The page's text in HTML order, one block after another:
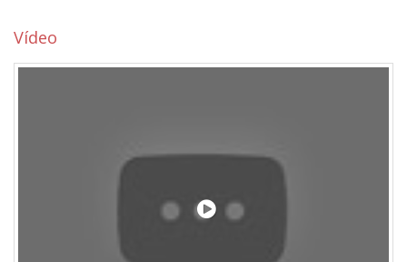
Vídeo